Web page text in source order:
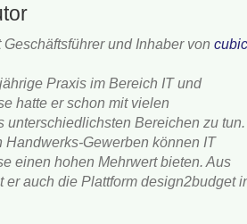
und Inhaber von cubic
Praxis im Bereich IT und
hatte er schon mit vielen
unterschiedlichsten Bereichen zu tun.
Handwerks-Gewerben können IT
einen hohen Mehrwert bieten. Aus
er auch die Plattform design2budget